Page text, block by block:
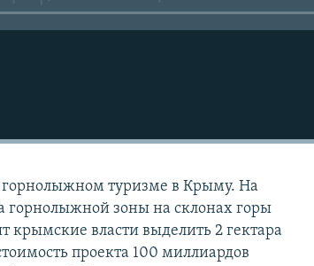
горнолыжном туризме в Крыму. На
горнолыжной зоны на склонах горы
крымские власти выделить 2 гектара
проекта 100 миллиардов